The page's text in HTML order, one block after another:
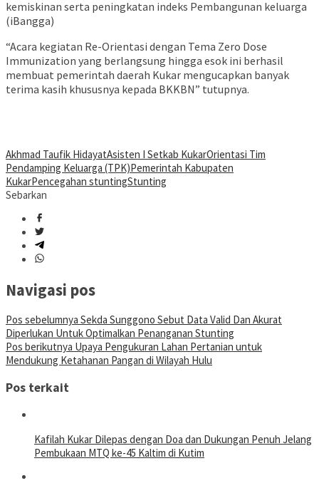
kemiskinan serta peningkatan indeks Pembangunan keluarga
(iBangga)
“Acara kegiatan Re-Orientasi dengan Tema Zero Dose
Immunization yang berlangsung hingga esok ini berhasil
membuat pemerintah daerah Kukar mengucapkan banyak
terima kasih khususnya kepada BKKBN” tutupnya.
Akhmad Taufik HidayatAsisten I Setkab KukarOrientasi Tim
Pendamping Keluarga (TPK)Pemerintah Kabupaten
KukarPencegahan stuntingStunting
Sebarkan
Navigasi pos
Pos sebelumnya Sekda Sunggono Sebut Data Valid Dan Akurat
Diperlukan Untuk Optimalkan Penanganan Stunting
Pos berikutnya Upaya Pengukuran Lahan Pertanian untuk
Mendukung Ketahanan Pangan di Wilayah Hulu
Pos terkait
Kafilah Kukar Dilepas dengan Doa dan Dukungan Penuh Jelang
Pembukaan MTQ ke-45 Kaltim di Kutim